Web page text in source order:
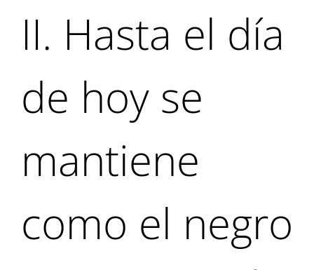
II. Hasta el día
de hoy se
mantiene
como el negro